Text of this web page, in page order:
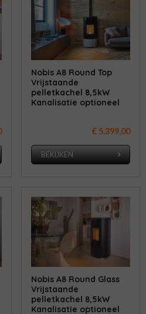
Nobis A8 Round Top
Vrijstaande
pelletkachel 8,5kW
Kanalisatie optioneel
€ 5.399,00
BEKIJKEN
Nobis A8 Round Glass
Vrijstaande
pelletkachel 8,5kW
Kanalisatie optioneel